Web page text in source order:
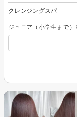
クレンジングスパ
ジュニア（小学生まで